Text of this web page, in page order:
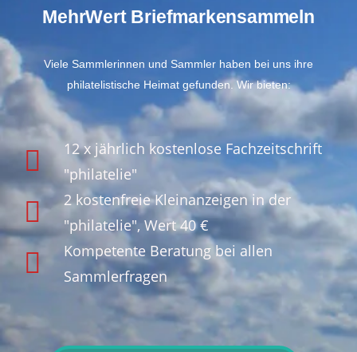
MehrWert Briefmarkensammeln
Viele Sammlerinnen und Sammler haben bei uns ihre
philatelistische Heimat gefunden. Wir bieten:
12 x jährlich kostenlose Fachzeitschrift
"philatelie"
2 kostenfreie Kleinanzeigen in der
"philatelie", Wert 40 €
Kompetente Beratung bei allen
Sammlerfragen